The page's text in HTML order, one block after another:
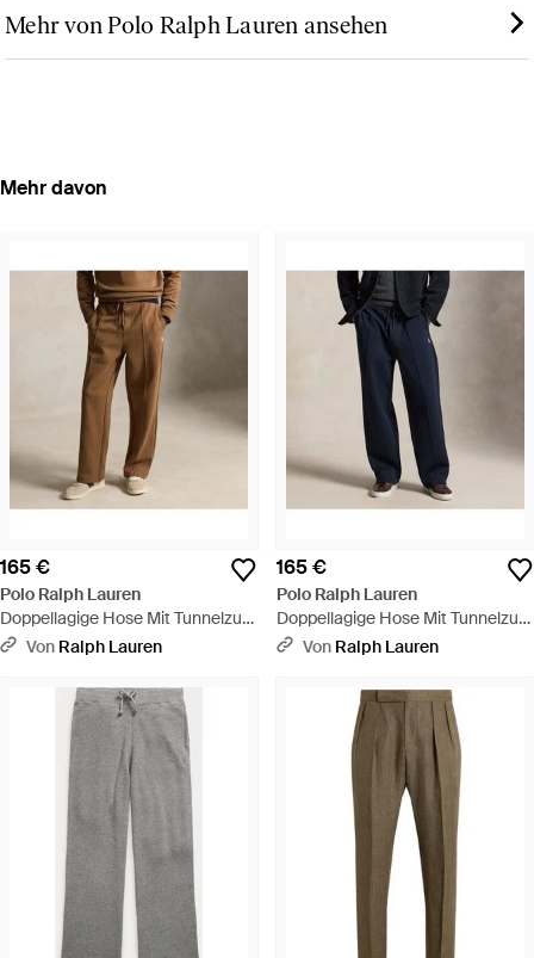
Mehr von Polo Ralph Lauren ansehen
Mehr davon
165 €
Polo Ralph Lauren
Doppellagige Hose Mit Tunnelzug
- Braun
Von Ralph Lauren
165 €
Polo Ralph Lauren
Doppellagige Hose Mit Tunnelzug
- Blau
Von Ralph Lauren